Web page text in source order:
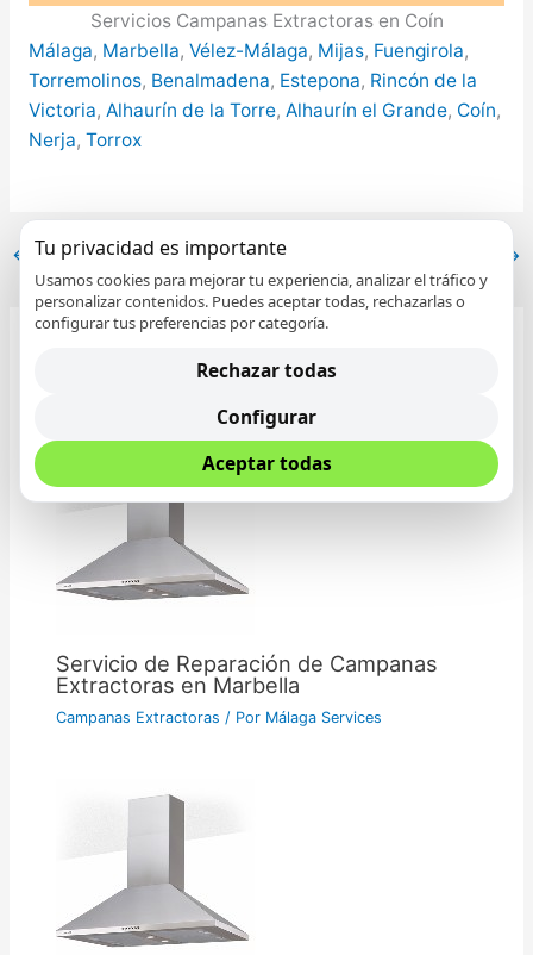
Servicios Campanas Extractoras en Coín
Málaga, Marbella, Vélez-Málaga, Mijas, Fuengirola,
Torremolinos, Benalmadena, Estepona, Rincón de la
Victoria, Alhaurín de la Torre, Alhaurín el Grande, Coín,
Nerja, Torrox
← Entrada anterior →
Entradas relacionadas
Servicio de Reparación de Campanas
Extractoras en Marbella
Campanas Extractoras / Por Málaga Services
Tu privacidad es importante
Usamos cookies para mejorar tu experiencia, analizar el tráfico y
personalizar contenidos. Puedes aceptar todas, rechazarlas o
configurar tus preferencias por categoría.
Rechazar todas
Configurar
Aceptar todas